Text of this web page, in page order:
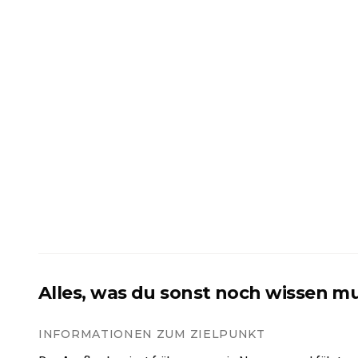
Alles, was du sonst noch wissen
INFORMATIONEN ZUM ZIELPUNKT